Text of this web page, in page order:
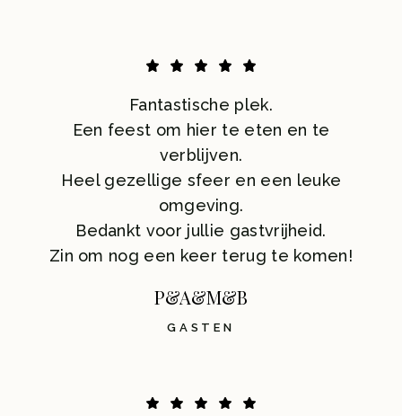
Fantastische plek.
Een feest om hier te eten en te
verblijven.
Heel gezellige sfeer en een leuke
omgeving.
Bedankt voor jullie gastvrijheid.
Zin om nog een keer terug te komen!
P&A&M&B
GASTEN